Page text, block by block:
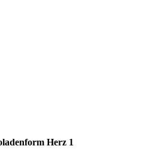
Herz 1